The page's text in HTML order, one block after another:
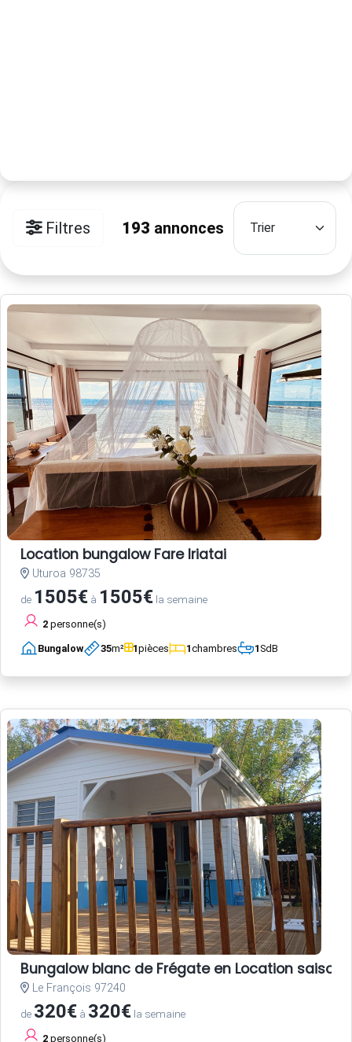
Filtres 193 annonces
Location bungalow Fare Iriatai
Uturoa 98735
de 1505€ à 1505€ la semaine
2 personne(s)
Bungalow 35m² 1pièces 1chambres 1SdB
Bungalow blanc de Frégate en Location
Le François 97240
de 320€ à 320€ la semaine
2 personne(s)